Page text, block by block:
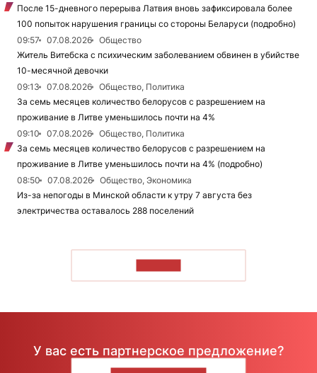
После 15-дневного перерыва Латвия вновь зафиксировала более
100 попыток нарушения границы со стороны Беларуси (подробно)
09:57
07.08.2026
Общество
Житель Витебска с психическим заболеванием обвинен в убийстве
10-месячной девочки
09:13
07.08.2026
Общество, Политика
За семь месяцев количество белорусов с разрешением на
проживание в Литве уменьшилось почти на 4%
09:10
07.08.2026
Общество, Политика
За семь месяцев количество белорусов с разрешением на
проживание в Литве уменьшилось почти на 4% (подробно)
08:50
07.08.2026
Общество, Экономика
Из-за непогоды в Минской области к утру 7 августа без
электричества оставалось 288 поселений
У вас есть партнерское предложение?